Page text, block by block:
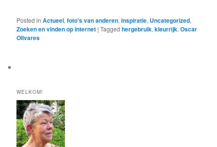
Posted in Actueel,foto's van anderen,inspiratie, Uncategorized,
Zoeken en vinden op internet |Tagged hergebruik,kleurrijk,Oscar
Olivares
WELKOM!